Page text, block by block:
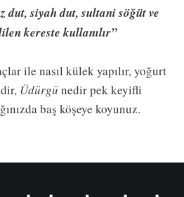
dut, siyah dut, sultani söğüt ve
kereste kullanılır”
ile nasıl külek yapılır, yoğurt
Üdürgünedir pek keyifli
baş köşeye koyunuz.